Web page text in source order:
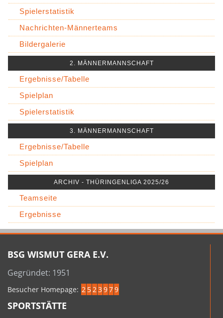
Spielerstatistik
Nachrichten-Männerteams
Bildergalerie
2. MÄNNERMANNSCHAFT
Ergebnisse/Tabelle
Spielplan
Spielerstatistik
3. MÄNNERMANNSCHAFT
Ergebnisse/Tabelle
Spielplan
ARCHIV - THÜRINGENLIGA 2025/26
Teamseite
Ergebnisse
BSG WISMUT GERA E.V.
Gegründet: 1951
Besucher Homepage: 2 523 979
SPORTSTÄTTE